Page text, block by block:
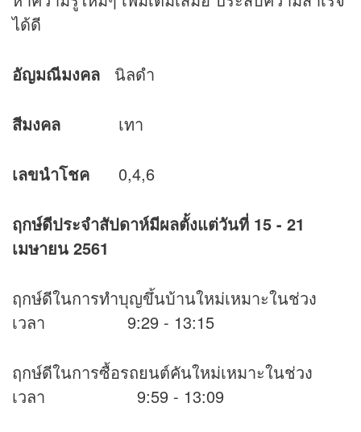
ได้ดี
อัญมณีมงคล นิลดำ
สีมงคล เทา
เลขนำโชค 0,4,6
ฤกษ์ดีประจำสัปดาห์มีผลตั้งแต่วันที่ 15 - 21
เมษายน 2561
ฤกษ์ดีในการทำบุญขึ้นบ้านใหม่เหมาะในช่วง
เวลา 9:29 - 13:15
ฤกษ์ดีในการซื้อรถยนต์คันใหม่เหมาะในช่วง
เวลา 9:59 - 13:09